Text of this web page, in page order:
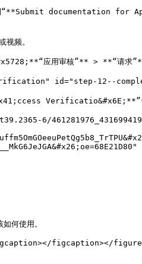
documentation for App
视频。
&#x5728;**“应用审核”** > **“请求
verification" id="step-12--
6/
何使用。
figcaption></